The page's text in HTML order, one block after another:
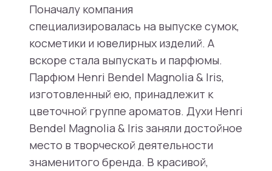
Поначалу компания
специализировалась на выпуске сумок,
косметики и ювелирных изделий. А
вскоре стала выпускать и парфюмы.
Парфюм Henri Bendel Magnolia & Iris,
изготовленный ею, принадлежит к
цветочной группе ароматов. Духи Henri
Bendel Magnolia & Iris заняли достойное
место в творческой деятельности
знаменитого бренда. В красивой,